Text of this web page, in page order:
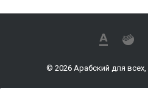
© 2026 Арабский для